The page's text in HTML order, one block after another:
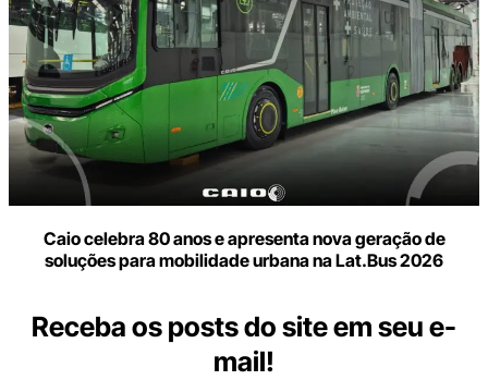
Caio celebra 80 anos e apresenta nova geração de
soluções para mobilidade urbana na Lat.Bus 2026
Receba os posts do site em seu e-
mail!